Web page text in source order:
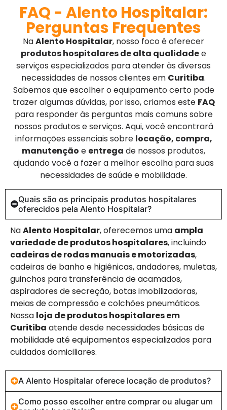
FAQ - Alento Hospitalar:
Perguntas Frequentes
NaAlento Hospitalar, nosso foco é oferecer
produtos hospitalares de alta qualidadee
serviços especializados para atender às diversas
necessidades de nossos clientes em Curitiba.
Sabemos que escolher o equipamento certo pode
trazer algumas dúvidas, por isso, criamos este FAQ
para responder às perguntas mais comuns sobre
nossos produtos e serviços. Aqui, você encontrará
informações essenciais sobre locação, compra,
manutenção e entrega de nossos produtos,
ajudando você a fazer a melhor escolha para suas
necessidades de saúde e mobilidade.
Quais são os principais produtos hospitalares
oferecidos pela Alento Hospitalar?
NaAlento Hospitalar, oferecemos uma ampla
variedade de produtos hospitalares, incluindo
cadeiras de rodas manuais e motorizadas,
cadeiras de banho e higiênicas, andadores, muletas,
guinchos para transferência de acamados,
aspiradores de secreção, botas imobilizadoras,
meias de compressão e colchões pneumáticos.
Nossa loja de produtos hospitalares em
Curitiba atende desde necessidades básicas de
mobilidade até equipamentos especializados para
cuidados domiciliares.
A Alento Hospitalar oferece locação de produtos?
Como posso escolher entre comprar ou alugar um